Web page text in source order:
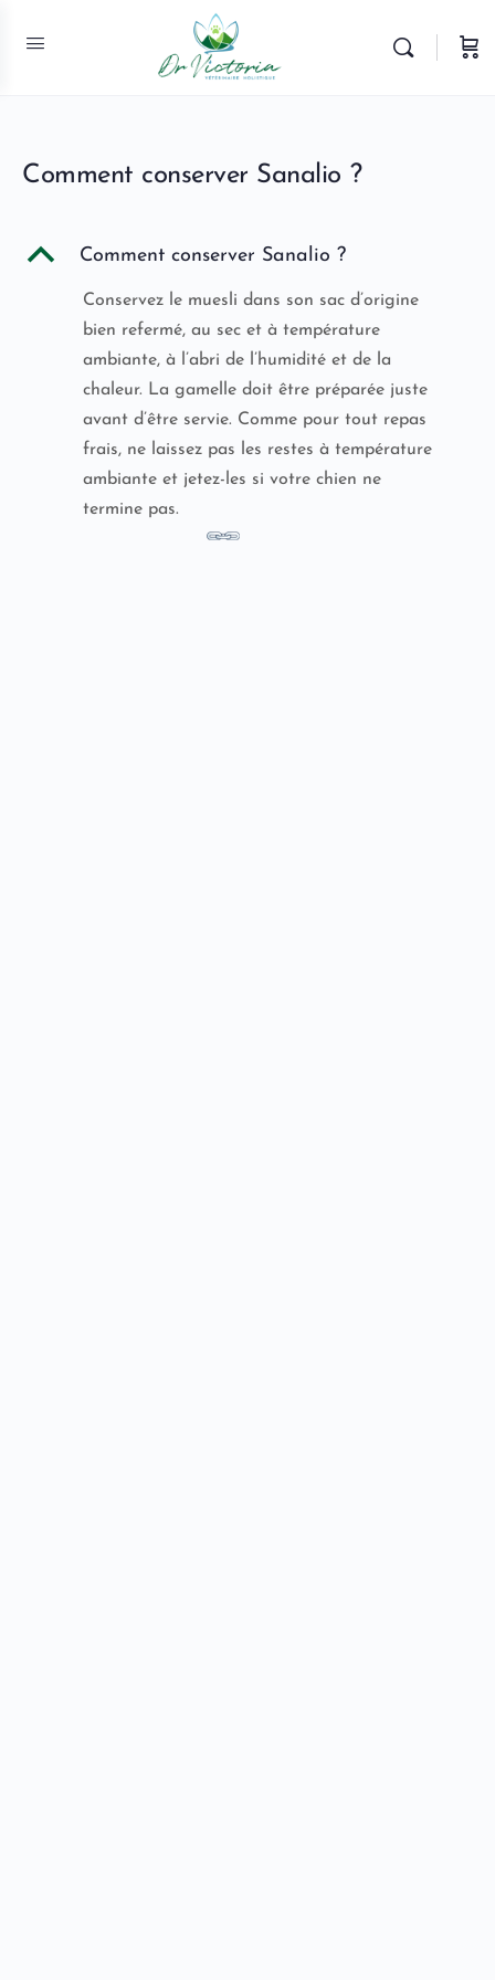
Comment conserver Sanalio ?
B Comment conserver Sanalio ?
Conservez le muesli dans son sac d’origine
bien refermé, au sec et à température
ambiante, à l’abri de l’humidité et de la
chaleur. La gamelle doit être préparée juste
avant d’être servie. Comme pour tout repas
frais, ne laissez pas les restes à température
ambiante et jetez-les si votre chien ne
termine pas.